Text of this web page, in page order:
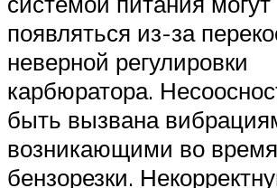
появляться из-за
неверной регулировки
карбюратора.
быть вызвана
возникающими во
бензорезки.